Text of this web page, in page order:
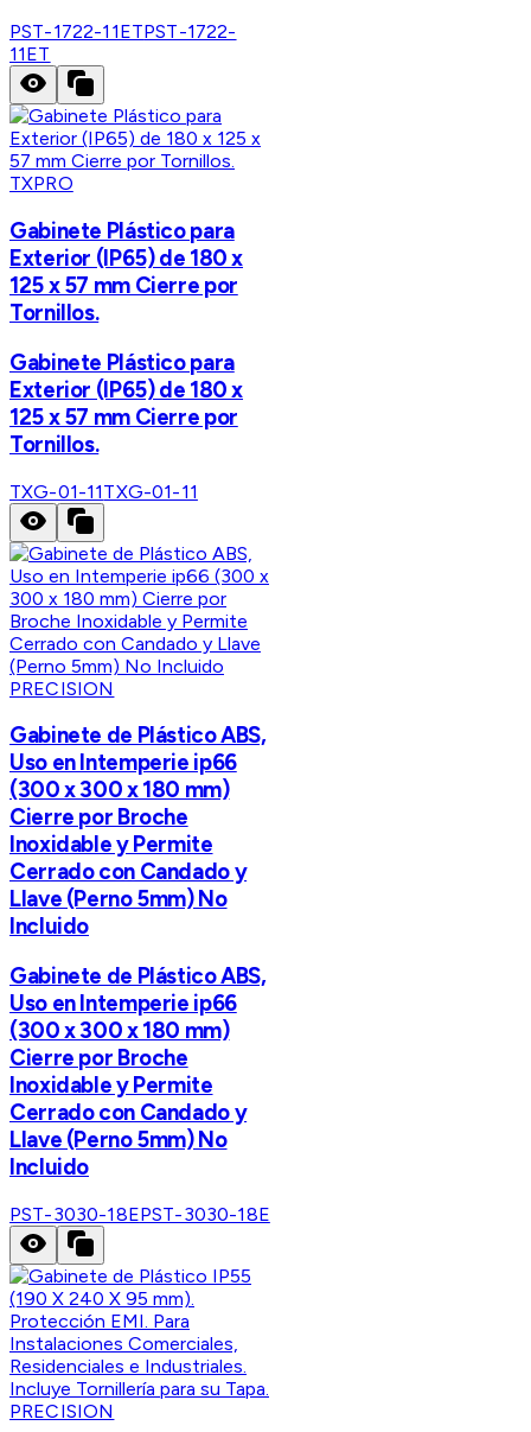
PST-1722-11ETPST-1722-
11ET
TXPRO
Gabinete Plástico para
Exterior (IP65) de 180 x
125 x 57 mm Cierre por
Tornillos.
Gabinete Plástico para
Exterior (IP65) de 180 x
125 x 57 mm Cierre por
Tornillos.
TXG-01-11TXG-01-11
PRECISION
Gabinete de Plástico ABS,
Uso en Intemperie ip66
(300 x 300 x 180 mm)
Cierre por Broche
Inoxidable y Permite
Cerrado con Candado y
Llave (Perno 5mm) No
Incluido
Gabinete de Plástico ABS,
Uso en Intemperie ip66
(300 x 300 x 180 mm)
Cierre por Broche
Inoxidable y Permite
Cerrado con Candado y
Llave (Perno 5mm) No
Incluido
PST-3030-18EPST-3030-18E
PRECISION